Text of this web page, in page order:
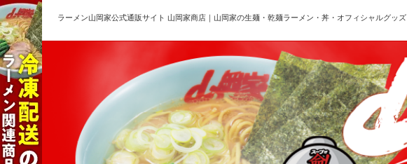
ラーメン山岡家公式通販サイト 山岡家商店｜山岡家の生麺・乾麺ラーメン・丼・オフィシャルグッズ